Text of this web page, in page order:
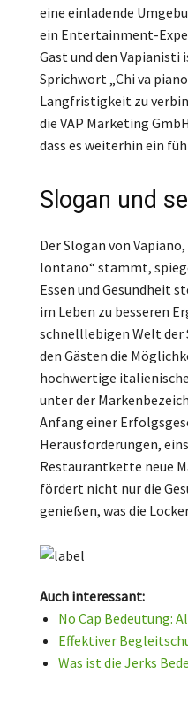
eine einladende
ein Entertainment-
Gast und den
Sprichwort „Chi va
Langfristigkeit zu
die VAP Marketing
dass es weiterhin ein
Slogan und
Der Slogan von
lontano“ stammt,
Essen und Gesundheit
im Leben zu besseren
schnelllebigen Welt der
den Gästen die
hochwertige
unter der
Anfang einer
Herausforderungen,
Restaurantkette neue
fördert nicht nur die
genießen, was die
Auch interessant:
No Cap Bedeutung:
Effektiver
Was ist die Jerks